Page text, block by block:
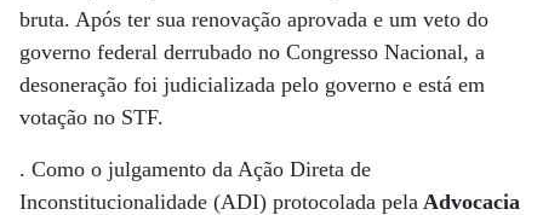
bruta. Após ter sua renovação aprovada e um veto do
governo federal derrubado no Congresso Nacional, a
desoneração foi judicializada pelo governo e está em
votação no STF.
. Como o julgamento da Ação Direta de
Inconstitucionalidade (ADI) protocolada pela Advocacia